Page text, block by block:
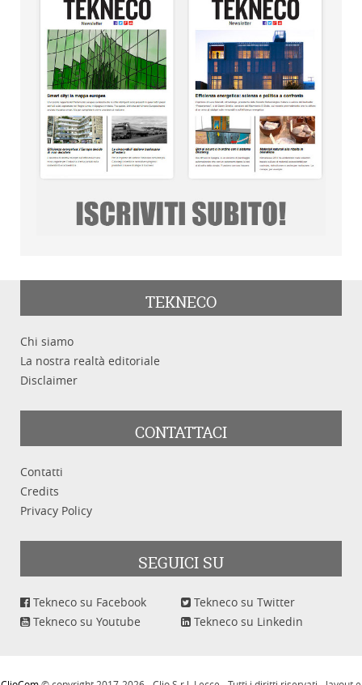
TEKNECO
Chi siamo
La nostra realtà editoriale
Disclaimer
CONTATTACI
Contatti
Credits
Privacy Policy
SEGUICI SU
Tekneco su Facebook
Tekneco su Twitter
Tekneco su Youtube
Tekneco su Linkedin